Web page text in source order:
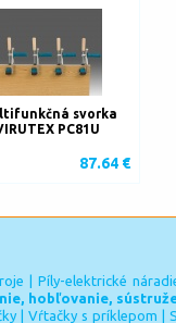
svorka
PC81U
87.64 €
Píly-elektrické
hobľovanie,
| Vŕtačky s príklepom